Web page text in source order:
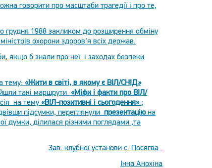
говорити про масштаби трагедії і про те,
грудня 1988 закликом до розширення обміну
охорони здоров'я всіх держав.
якщо б знали про неї і заходах безпеки
тему: «Жити в світі, в якому є ВІЛ/СНІД»
такі маршрути «Міфи і факти про ВІЛ/
на тему«ВІЛ-позитивні і сьогодення» ;
підсумки, переглянули презентаціюна
думки, ділилася різними поглядами ,та
Зав. клубної установи с. Посягва
Інна Анохіна